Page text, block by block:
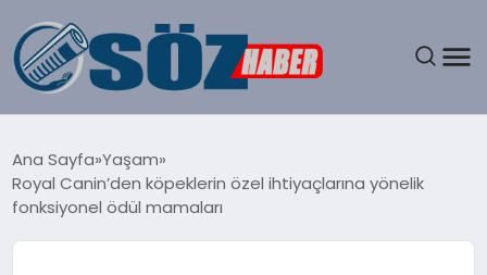
SPOR
Ana Sayfa Yaşam
Royal Canin’den köpeklerin özel ihtiyaçlarına yönelik
fonksiyonel ödül mamaları